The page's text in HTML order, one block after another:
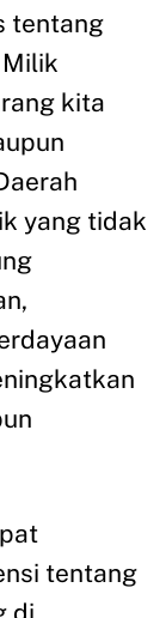
tentang
kita
yang tidak
tentang